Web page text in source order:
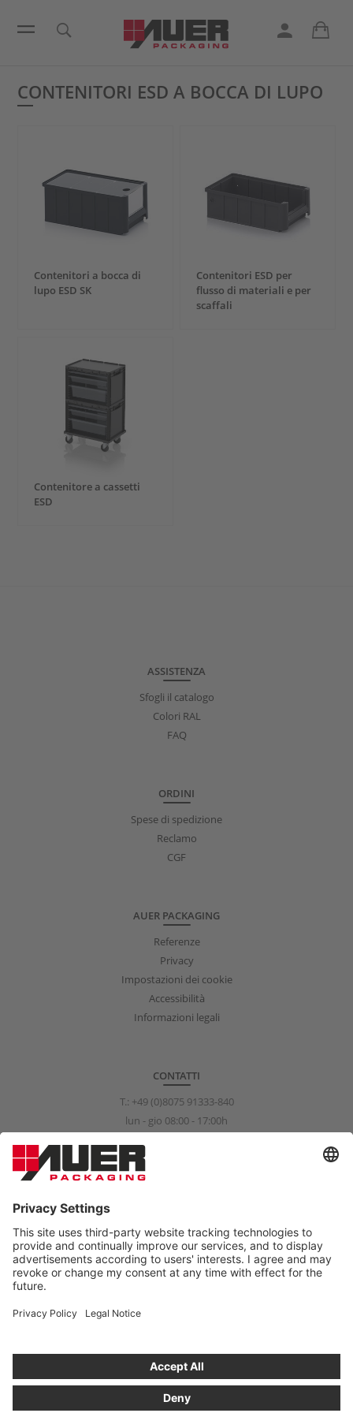
CONTENITORI ESD A BOCCA DI LUPO
Contenitori a bocca di
lupo ESD SK
Contenitori ESD per
flusso di materiali e per
scaffali
Contenitore a cassetti
ESD
ASSISTENZA
Sfogli il catalogo
Colori RAL
FAQ
ORDINI
Spese di spedizione
Reclamo
CGF
AUER PACKAGING
Referenze
Privacy
Impostazioni dei cookie
Accessibilità
Informazioni legali
CONTATTI
T.: +49 (0)8075 91333-840
lun - gio 08:00 - 17:00h
info@auer-packaging.com
Attualmente sta acquistando come cliente aziendale. Nel negozio
dedicato ai clienti privati, tutti i prezzi sono comprensivi di IVA e si
applica il diritto di reso di 14 giorni previsto per legge.